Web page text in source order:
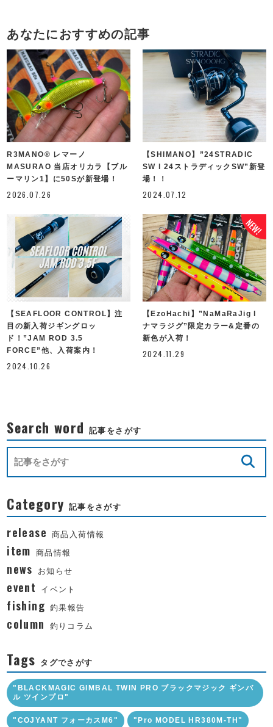
あなたにおすすめの記事
R3MANO®︎ レマーノ
MASURAO 当店オリカラ【ブル
ーマリン1】に50Sが新登場！
2026.07.26
【SHIMANO】”24STRADIC
SW l 24ストラディックSW”新登
場！！
2024.07.12
【SEAFLOOR CONTROL】注
目の新入荷ジギングロッ
ド！”JAM ROD 3.5
FORCE”他、入荷案内！
2024.10.26
【EzoHachi】”NaMaRaJig l
ナマラジグ”限定カラー&定番の
新色が入荷！
2024.11.29
Search word 記事をさがす
Category 記事をさがす
release 商品入荷情報
item 商品情報
news お知らせ
event イベント
fishing 釣果報告
column 釣りコラム
Tags タグでさがす
"BLACKMAGIC GIMBAL TWIN PRO ブラックマジック ギンバ
ル ツインプロ"
"COJYANT フォーカスM6" "Pro MODEL HR380M-TH"